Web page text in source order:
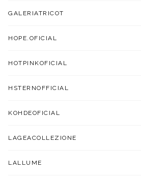
GALERIATRICOT
HOPE.OFICIAL
HOTPINKOFICIAL
HSTERNOFFICIAL
KOHDEOFICIAL
LAGEACOLLEZIONE
LALLUME